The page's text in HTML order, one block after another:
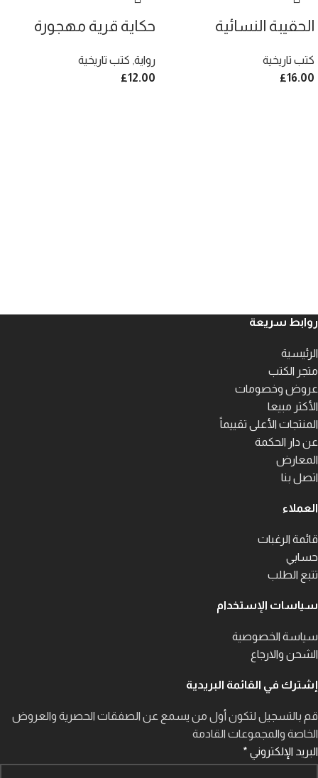
الحقيبة النسائية
كتب تاريخية
£16.00
حكاية قرية مهجورة
رواية كتب تاريخية
£12.00
روابط سريعة
الرئيسية
متجر الكتب
عروض وخصومات
الأكثر مبيعا
المنتجات الأعلى تقييماً
عن دار الحكمة
المعارض
اتصل بنا
العملاء
قائمة الرغبات
حسابي
تتبع الطلب
سياسات الإستخدام
سياسة الخصوصية
الشحن والارجاع
إشترك في القائمة البريدية
قم بالتسجيل لتكون أول من يسمع عن الصفقات الحصرية والعروض
الخاصة والمجموعات القادمة
البريد الإلكتروني *